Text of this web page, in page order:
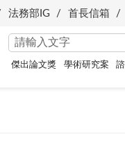
法務部IG 首長信箱
傑出論文獎 學術研究案